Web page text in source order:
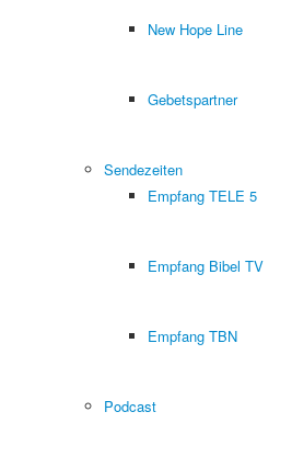
New Hope Line
Gebetspartner
Sendezeiten
Empfang TELE 5
Empfang Bibel TV
Empfang TBN
Podcast